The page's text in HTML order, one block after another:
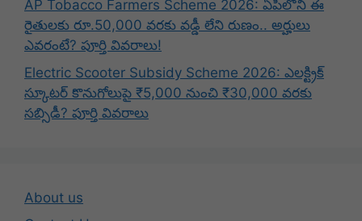
AP Tobacco Farmers Scheme 2026: ఏపీలోని ఈ
రైతులకు రూ.50,000 వరకు వడ్డీ లేని రుణం.. అర్హులు
ఎవరంటే? పూర్తి వివరాలు!
Electric Scooter Subsidy Scheme 2026: ఎలక్ట్రిక్
స్కూటర్ కొనుగోలుపై ₹5,000 నుంచి ₹30,000 వరకు
సబ్సిడీ? పూర్తి వివరాలు
About us